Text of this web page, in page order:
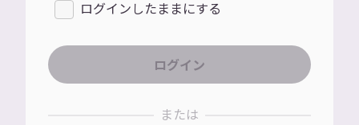
ログインしたままにする
または